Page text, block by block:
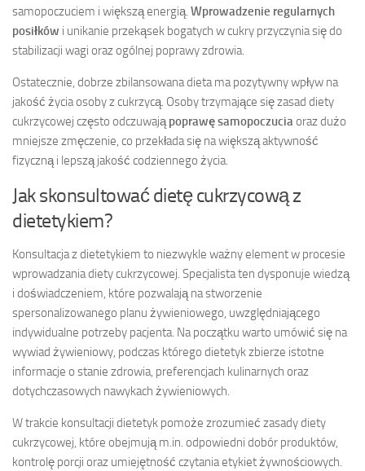
samopoczuciem i większą energią. Wprowadzenie regularnych
posiłków i unikanie przekąsek bogatych w cukry przyczynia się do
stabilizacji wagi oraz ogólnej poprawy zdrowia.
Ostatecznie, dobrze zbilansowana dieta ma pozytywny wpływ na
jakość życia osoby z cukrzycą. Osoby trzymające się zasad diety
cukrzycowej często odczuwająpoprawę samopoczuciaoraz dużo
mniejsze zmęczenie, co przekłada się na większą aktywność
fizyczną i lepszą jakość codziennego życia.
Jak skonsultować dietę cukrzycową z
dietetykiem?
Konsultacja z dietetykiem to niezwykle ważny element w procesie
wprowadzania diety cukrzycowej. Specjalista ten dysponuje wiedzą
i doświadczeniem, które pozwalają na stworzenie
spersonalizowanego planu żywieniowego, uwzględniającego
indywidualne potrzeby pacjenta. Na początku warto umówić się na
wywiad żywieniowy, podczas którego dietetyk zbierze istotne
informacje o stanie zdrowia, preferencjach kulinarnych oraz
dotychczasowych nawykach żywieniowych.
W trakcie konsultacji dietetyk pomoże zrozumieć zasady diety
cukrzycowej, które obejmują m.in. odpowiedni dobór produktów,
kontrolę porcji oraz umiejętność czytania etykiet żywnościowych.